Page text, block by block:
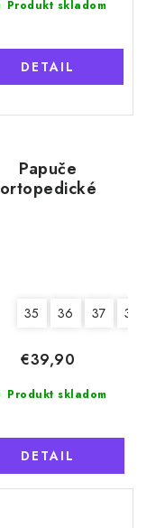
Produkt skladom
DETAIL
43 44 45
Papuče
ortopedické
35 36 37 38
Produkt skladom
€39,90
DETAIL